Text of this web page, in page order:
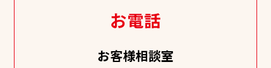
お電話
お客様相談室